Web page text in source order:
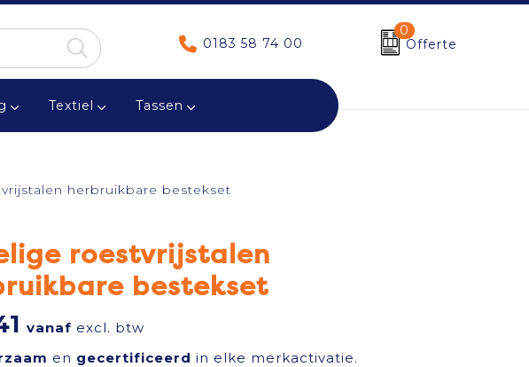
0183 58 74 00
0
Offerte
Textiel Tassen
herbruikbare bestekset
roestvrijstalen
bestekset
vanaf excl. btw
en gecertificeerd in elke merkactivatie.